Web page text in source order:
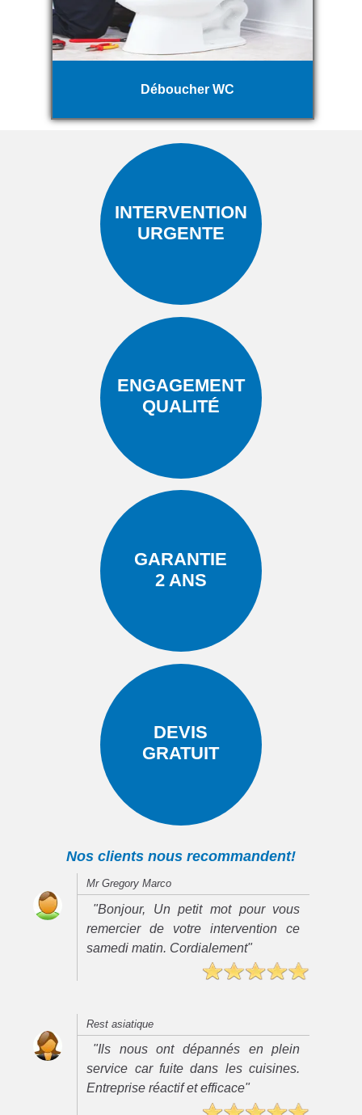
Déboucher WC
INTERVENTION
URGENTE
ENGAGEMENT
QUALITÉ
GARANTIE
2 ANS
DEVIS
GRATUIT
Nos clients nous recommandent!
Mr Gregory Marco
"Bonjour, Un petit mot pour vous
remercier de votre intervention ce
samedi matin. Cordialement"
Rest asiatique
"Ils nous ont dépannés en plein
service car fuite dans les cuisines.
Entreprise réactif et efficace"